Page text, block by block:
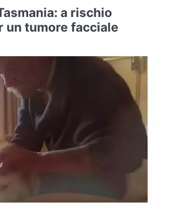
a rischio
un tumore facciale